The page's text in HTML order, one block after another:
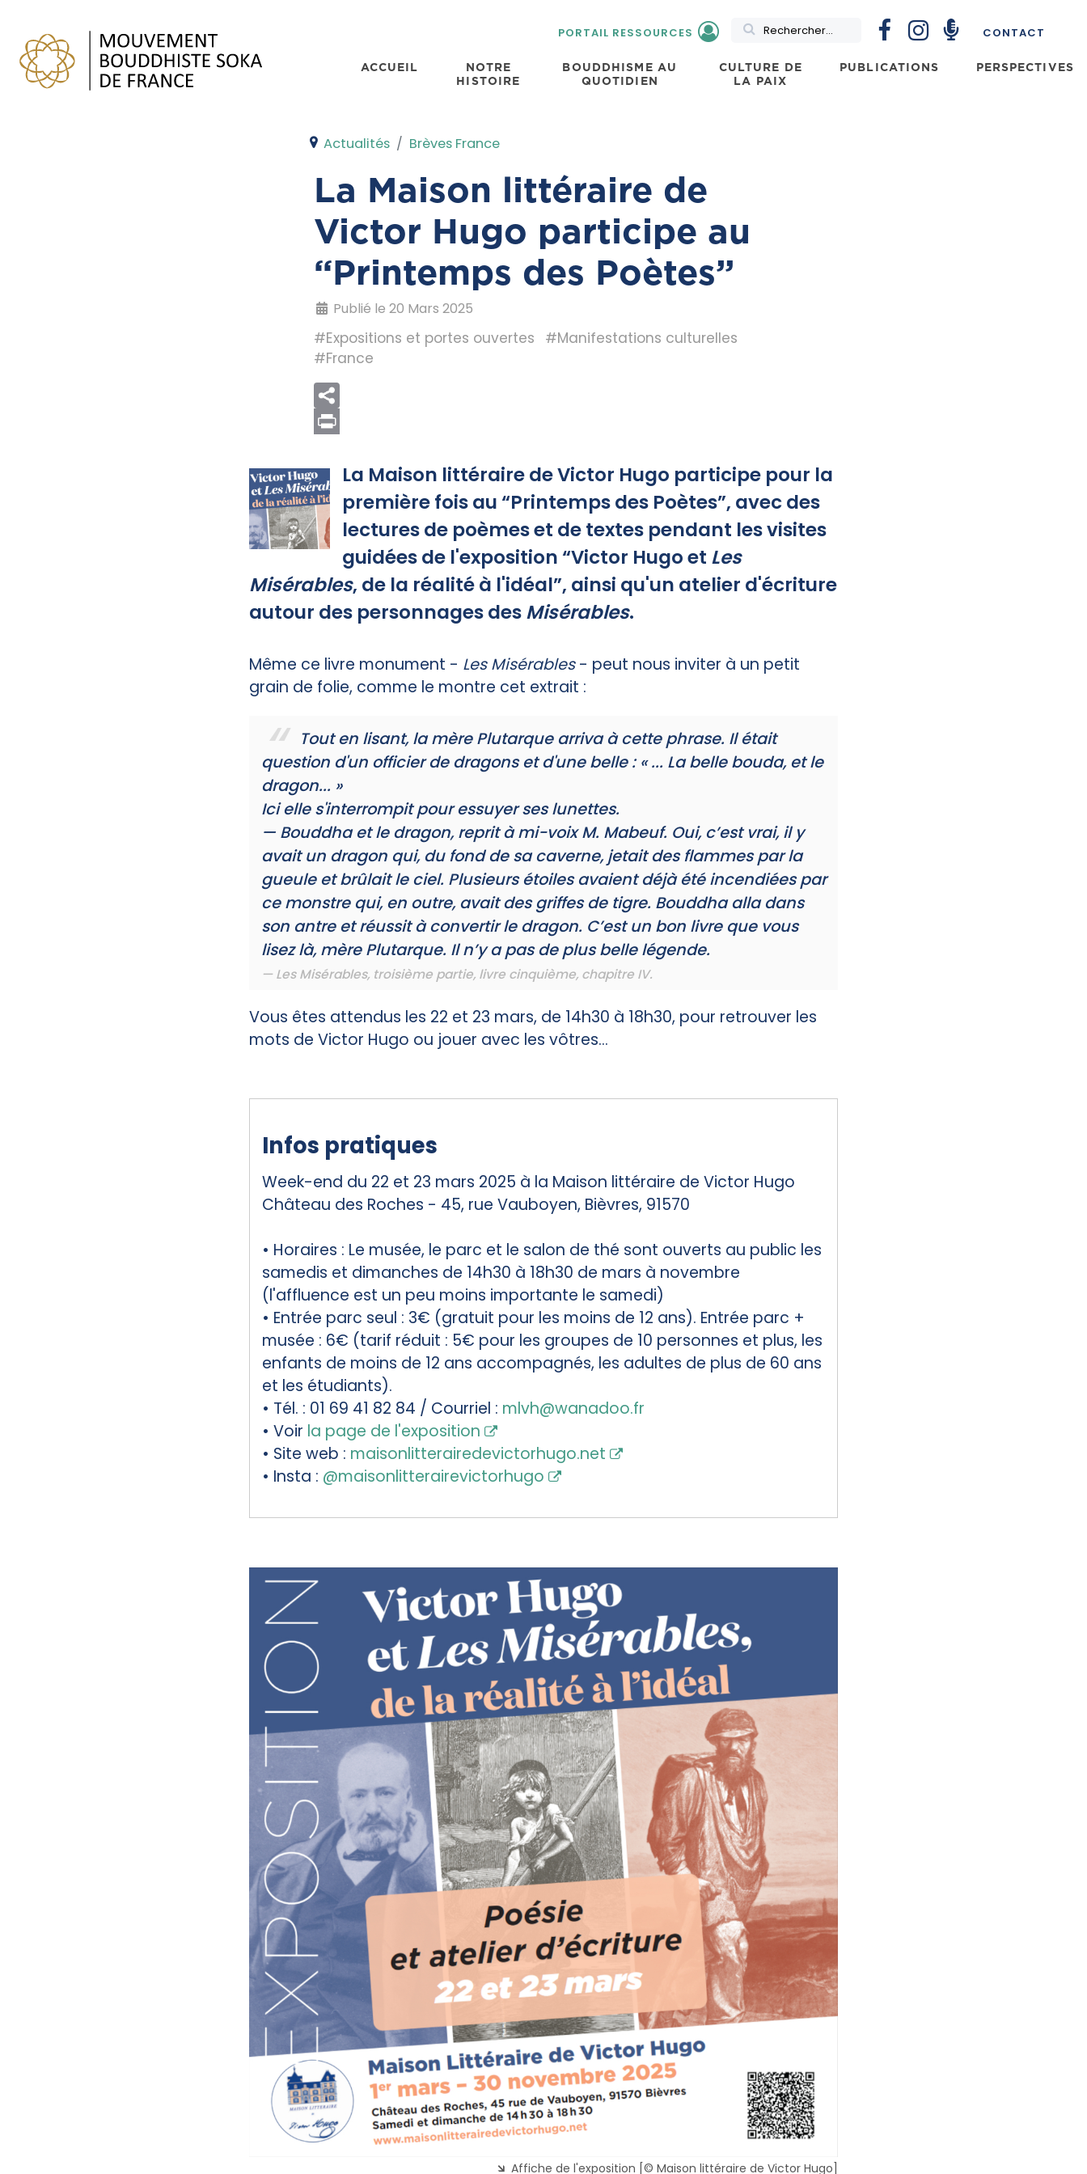
PORTAIL RESSOURCES Rechercher CONTACT
ACCUEIL
NOTRE
HISTOIRE
BOUDDHISME AU
QUOTIDIEN
CULTURE DE
LA PAIX
PUBLICATIONS PERSPECTIVES
Actualités Brèves France
La Maison littéraire de
Victor Hugo participe au
“Printemps des Poètes”
Publié le 20 Mars 2025
#Expositions et portes ouvertes
#Manifestations culturelles
#France
La Maison littéraire de Victor Hugo participe pour la
première fois au “Printemps des Poètes”, avec des
lectures de poèmes et de textes pendant les visites
guidées de l'exposition “Victor Hugo et Les
Misérables, de la réalité à l'idéal”, ainsi qu'un atelier d'écriture
autour des personnages desMisérables.
Même ce livre monument - Les Misérables- peut nous inviter à un petit
grain de folie, comme le montre cet extrait :
Tout en lisant, la mère Plutarque arriva à cette phrase. Il était
question d'un officier de dragons et d'une belle : « ... La belle bouda, et le
dragon... »
Ici elle s'interrompit pour essuyer ses lunettes.
— Bouddha et le dragon, reprit à mi-voix M. Mabeuf. Oui, c’est vrai, il y
avait un dragon qui, du fond de sa caverne, jetait des flammes par la
gueule et brûlait le ciel. Plusieurs étoiles avaient déjà été incendiées par
ce monstre qui, en outre, avait des griffes de tigre. Bouddha alla dans
son antre et réussit à convertir le dragon. C’est un bon livre que vous
lisez là, mère Plutarque. Il n’y a pas de plus belle légende.
Les Misérables, troisième partie, livre cinquième, chapitre IV.
Vous êtes attendus les 22 et 23 mars, de 14h30 à 18h30, pour retrouver les
mots de Victor Hugo ou jouer avec les vôtres...
Infos pratiques
Week-end du 22 et 23 mars 2025 à la Maison littéraire de Victor Hugo
Château des Roches - 45, rue Vauboyen, Bièvres, 91570
• Horaires : Le musée, le parc et le salon de thé sont ouverts au public les
samedis et dimanches de 14h30 à 18h30 de mars à novembre
(l'affluence est un peu moins importante le samedi)
• Entrée parc seul : 3€ (gratuit pour les moins de 12 ans). Entrée parc +
musée : 6€ (tarif réduit : 5€ pour les groupes de 10 personnes et plus, les
enfants de moins de 12 ans accompagnés, les adultes de plus de 60 ans
et les étudiants).
• Tél. : 01 69 41 82 84 / Courriel : mlvh@wanadoo.fr
• Voir la page de l'exposition
• Site web : maisonlitterairedevictorhugo.net
• Insta : @maisonlitterairevictorhugo
Affiche de l'exposition [© Maison littéraire de Victor Hugo]